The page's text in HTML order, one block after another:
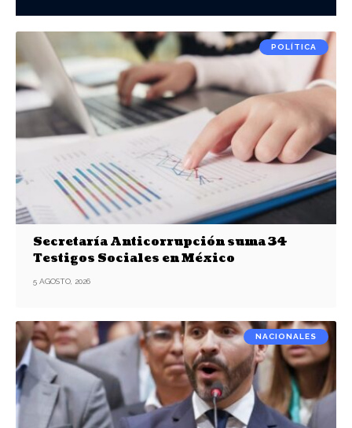
POLÍTICA
Secretaría Anticorrupción suma 34
Testigos Sociales en México
5 AGOSTO, 2026
NACIONALES